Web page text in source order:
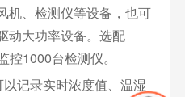
机、检测仪等设备，也可
动大功率设备。选配
1000台检测仪。
记录实时浓度值、温湿